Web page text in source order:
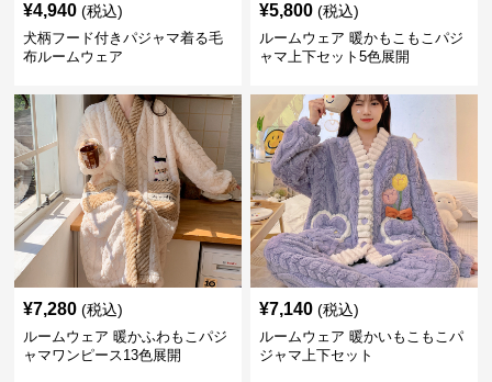
¥4,940 (税込)
犬柄フード付きパジャマ着る毛
布ルームウェア
¥5,800 (税込)
ルームウェア 暖かもこもこパジ
ャマ上下セット5色展開
¥7,280 (税込)
ルームウェア 暖かふわもこパジ
ャマワンピース13色展開
¥7,140 (税込)
ルームウェア 暖かいもこもこパ
ジャマ上下セット